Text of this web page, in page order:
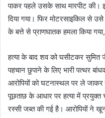
पाकर पहले उसके साथ मारपीट
दिया गया। फिर मोटरसाइकिल से
के बत्ते से प्राणघातक हमला किया
हत्या के बाद शव को घसीटकर
पहचान छुपाने के लिए भारी पत्थर
आरोपियों को घटनास्थल पर ले जाकर
पूछताछ के आधार पर हत्या में प्रयुक्त
रस्सी जब्त की गई है। आरोपियों ने